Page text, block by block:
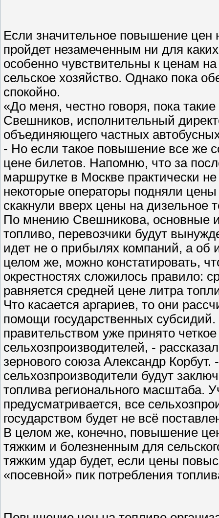
Если значительное повышение цен
пройдет незамеченным ни для
особенно чувствительны к ценам
сельское хозяйство. Однако пока
спокойно.
«До меня, честно говоря, пока
Свешников, исполнительный
объединяющего частных
- Но если такое повышение все же
цене билетов. Напомню, что за
маршрутке в Москве практически
некоторые операторы подняли
скакнули вверх цены на дизельное
По мнению Свешникова, основные
топливо, перевозчики будут
идет не о прибылях компаний, а об
целом же, можно констатировать,
окрестностях сложилось правило:
равняется средней цене литра
Что касается аргариев, то они
помощи государственных
правительством уже принято
сельхозпроизводителей, -
зернового союза Александр
сельхозпроизводители будут
топлива регионального масштаба.
предусматривается, все
государством будет не всё
В целом же, конечно, повышение
тяжким и болезненным для
тяжким удар будет, если цены
«посевной» пик потребления